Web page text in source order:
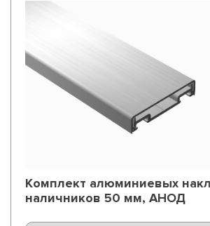
Комплект алюминиевых
наличников 50 мм, АНОД